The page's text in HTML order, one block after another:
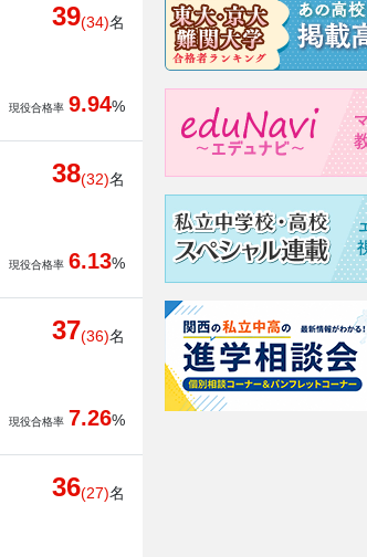
39(34)名
現役合格率 9.94%
38(32)名
現役合格率 6.13%
37(36)名
現役合格率 7.26%
36(27)名